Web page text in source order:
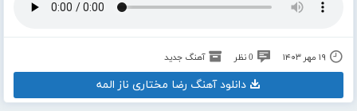
۱۹ مهر ۱۴۰۳ 0 نظر آهنگ جدید
دانلود آهنگ رضا مختاری ناز المه